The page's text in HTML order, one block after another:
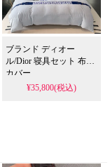
ブランド ディオー
ル/Dior 寝具セット 布団
カバー
¥35,800(税込)